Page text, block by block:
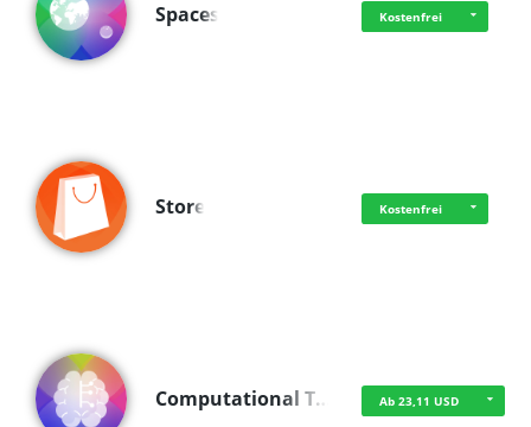
Spaces Kostenfrei
Store Kostenfrei
Computational T… Ab 23,11 USD